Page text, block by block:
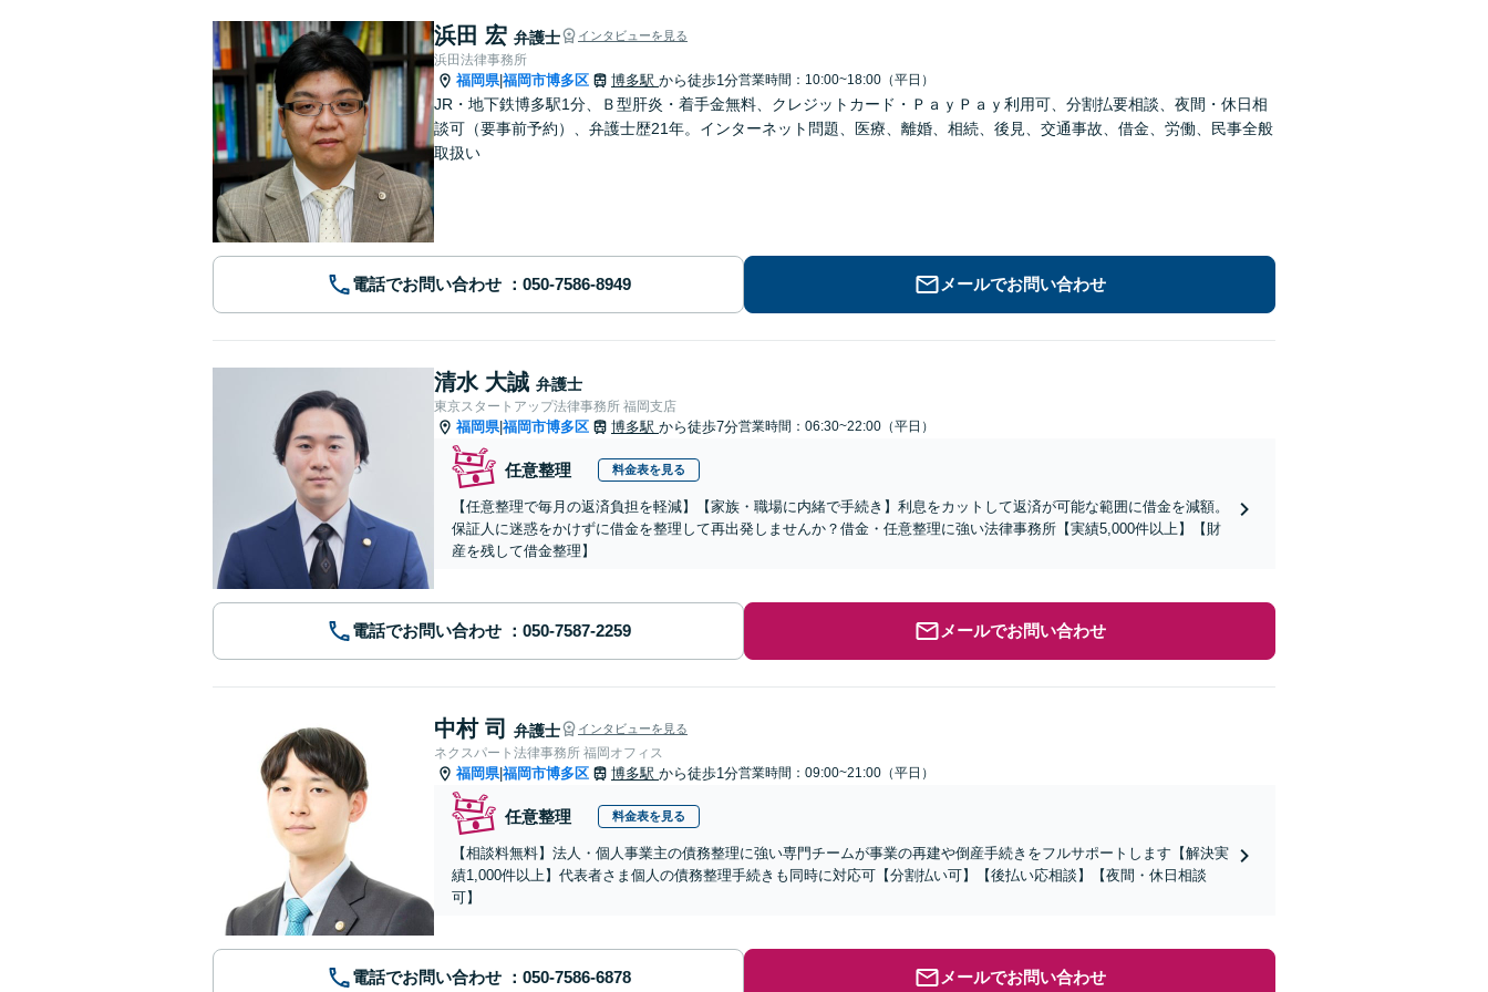
浜田 宏 弁護士 インタビューを見る
浜田法律事務所
福岡県|福岡市博多区 博多駅 から徒歩1分営業時間：10:00~18:00（平日）
JR・地下鉄博多駅1分、Ｂ型肝炎・着手金無料、クレジットカード・ＰａｙＰａｙ利用可、分割払要相談、夜間・休日相
談可（要事前予約）、弁護士歴21年。インターネット問題、医療、離婚、相続、後見、交通事故、借金、労働、民事全般
取扱い
電話でお問い合わせ メールでお問い合わせ
清水 大誠 弁護士
東京スタートアップ法律事務所 福岡支店
福岡県|福岡市博多区 博多駅 から徒歩7分営業時間：06:30~22:00（平日）
任意整理 料金表を見る
【任意整理で毎月の返済負担を軽減】【家族・職場に内緒で手続き】利息をカットして返済が可能な範囲に借金を減額。
保証人に迷惑をかけずに借金を整理して再出発しませんか？借金・任意整理に強い法律事務所【実績5,000件以上】【財
産を残して借金整理】
電話でお問い合わせ メールでお問い合わせ
中村 司 弁護士 インタビューを見る
ネクスパート法律事務所 福岡オフィス
福岡県|福岡市博多区 博多駅 から徒歩1分営業時間：09:00~21:00（平日）
任意整理 料金表を見る
【相談料無料】法人・個人事業主の債務整理に強い専門チームが事業の再建や倒産手続きをフルサポートします【解決実
績1,000件以上】代表者さま個人の債務整理手続きも同時に対応可【分割払い可】【後払い応相談】【夜間・休日相談
可】
電話でお問い合わせ メールでお問い合わせ